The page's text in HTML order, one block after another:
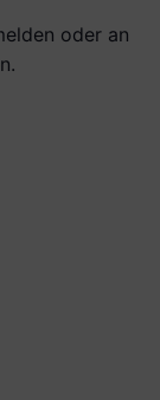
oder an